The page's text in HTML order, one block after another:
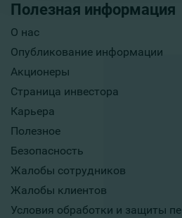
Полезная информация
О нас
Опубликование информации
Акционеры
Страница инвестора
Карьера
Полезное
Безопасность
Жалобы сотрудников
Жалобы клиентов
Условия обработки и защиты